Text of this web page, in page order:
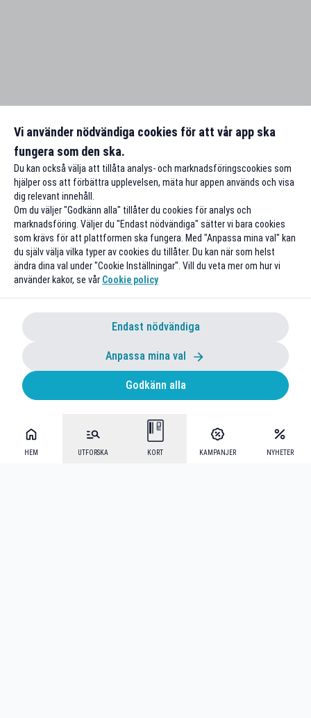
HEM UTFORSKA KORT KAMPANJER NYHETER
Vi använder nödvändiga cookies för att vår app ska
fungera som den ska.
Du kan också välja att tillåta analys- och marknadsföringscookies som
hjälper oss att förbättra upplevelsen, mäta hur appen används och visa
dig relevant innehåll.
Om du väljer "Godkänn alla" tillåter du cookies för analys och
marknadsföring. Väljer du "Endast nödvändiga" sätter vi bara cookies
som krävs för att plattformen ska fungera. Med "Anpassa mina val" kan
du själv välja vilka typer av cookies du tillåter. Du kan när som helst
ändra dina val under "Cookie Inställningar". Vill du veta mer om hur vi
använder kakor, se vår Cookie policy
Endast nödvändiga
Anpassa mina val
Godkänn alla